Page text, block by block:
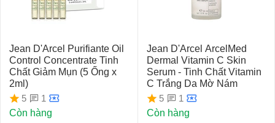
Jean D'Arcel Purifiante Oil
Control Concentrate Tinh
Chất Giảm Mụn (5 Ống x
2ml)
5
1
Còn hàng
Jean D'Arcel ArcelMed
Dermal Vitamin C Skin
Serum - Tinh Chất Vitamin
C Trắng Da Mờ Nám
5
1
Còn hàng